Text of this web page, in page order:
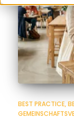
BEST PRACTICE